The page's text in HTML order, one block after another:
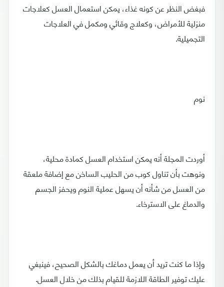
فبغض النظر عن كونه غذاء، يمكن استعمال العسل كعلاجات
منزلية للأمراض، وكعلاج وقائي ومكمل في العلاجات
التجميلية.
نوم
أوردت المجلة أنه يمكن استخدام العسل كمادة محلية،
ونوهت بأن تناول كوب من الحليب الساخن مع إضافة ملعقة
من العسل من شأنه أن يسهل عملية النوم ويحفز الجسم
والدماغ على الاسترخاء.
وإذا ما كنت تريد أن يعمل دماغك بالشكل الصحيح، فينبغي
عليك توفير الطاقة اللازمة للقيام بذلك من خلال العسل.